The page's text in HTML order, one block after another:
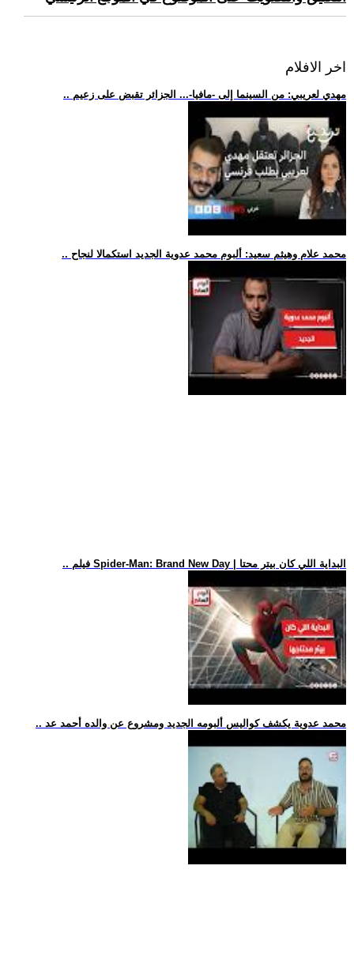
اخر الافلام
.. مهدي لعريبي: من السينما إلى -مافيا-... الجزائر تقبض على زعيم
.. محمد علام وهيثم سعيد: ألبوم محمد عدوية الجديد استكمالا لنجاح
.. فيلم Spider-Man: Brand New Day | البداية اللي كان بيتر محتا
.. محمد عدوية يكشف كواليس ألبومه الجديد ومشروع عن والده أحمد عد